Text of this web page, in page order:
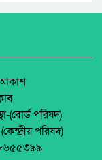
৩
নারী উদ্ধার
কুপিয়ে হত্যা,
সভা অনুষ্ঠিত।
সভা
আকাশ
(বোর্ড পরিষদ)
পরিষদ)